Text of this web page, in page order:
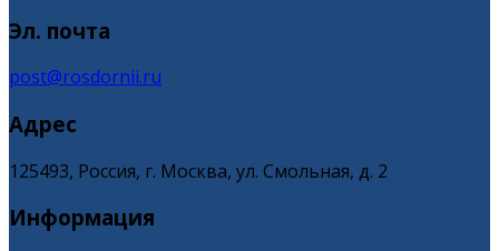
Эл. почта
post@rosdornii.ru
Адрес
125493, Россия, г. Москва, ул. Смольная, д. 2
Информация